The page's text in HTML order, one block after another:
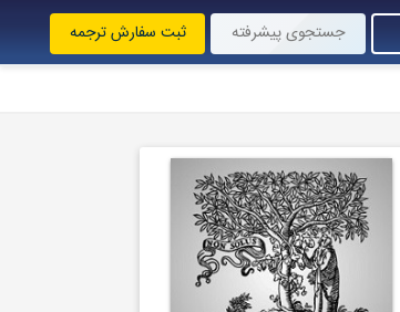
جستجوی پیشرفته ثبت سفارش ترجمه